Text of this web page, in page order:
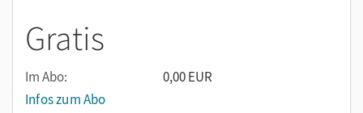
Gratis
Im Abo:
0,00 EUR
Infos zum Abo